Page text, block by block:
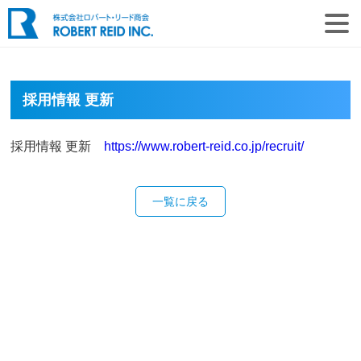
採用情報 更新
採用情報 更新 https://www.robert-reid.co.jp/recruit/
一覧に戻る